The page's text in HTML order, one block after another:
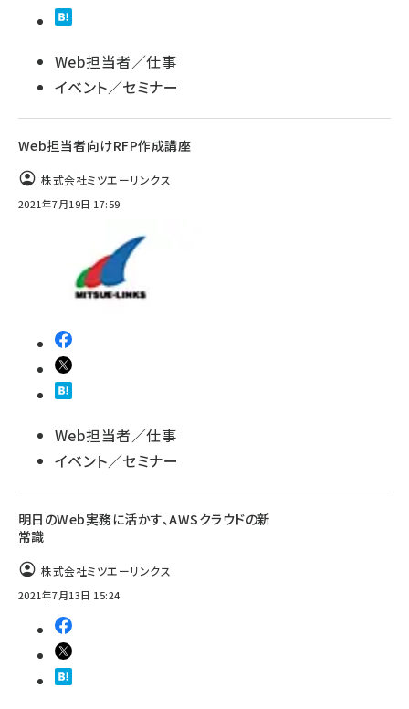
Web担当者／仕事
イベント／セミナー
Web担当者向けRFP作成講座
株式会社ミツエーリンクス
2021年7月19日 17:59
Web担当者／仕事
イベント／セミナー
明日のWeb実務に活かす、AWSクラウドの新
常識
株式会社ミツエーリンクス
2021年7月13日 15:24